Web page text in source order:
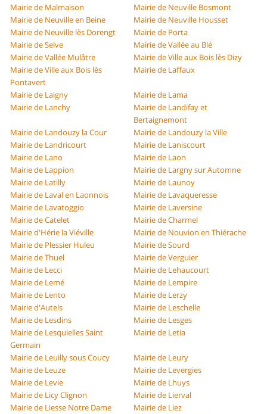
Mairie de Malmaison
Mairie de Neuville Bosmont
Mairie de Neuville en Beine
Mairie de Neuville Housset
Mairie de Neuville lès Dorengt
Mairie de Porta
Mairie de Selve
Mairie de Vallée au Blé
Mairie de Vallée Mulâtre
Mairie de Ville aux Bois lès Dizy
Mairie de Ville aux Bois lès
Pontavert
Mairie de Laffaux
Mairie de Laigny
Mairie de Lama
Mairie de Lanchy
Mairie de Landifay et
Bertaignemont
Mairie de Landouzy la Cour
Mairie de Landouzy la Ville
Mairie de Landricourt
Mairie de Laniscourt
Mairie de Lano
Mairie de Laon
Mairie de Lappion
Mairie de Largny sur Automne
Mairie de Latilly
Mairie de Launoy
Mairie de Laval en Laonnois
Mairie de Lavaqueresse
Mairie de Lavatoggio
Mairie de Laversine
Mairie de Catelet
Mairie de Charmel
Mairie d'Hérie la Viéville
Mairie de Nouvion en Thiérache
Mairie de Plessier Huleu
Mairie de Sourd
Mairie de Thuel
Mairie de Verguier
Mairie de Lecci
Mairie de Lehaucourt
Mairie de Lemé
Mairie de Lempire
Mairie de Lento
Mairie de Lerzy
Mairie d'Autels
Mairie de Leschelle
Mairie de Lesdins
Mairie de Lesges
Mairie de Lesquielles Saint
Germain
Mairie de Letia
Mairie de Leuilly sous Coucy
Mairie de Leury
Mairie de Leuze
Mairie de Levergies
Mairie de Levie
Mairie de Lhuys
Mairie de Licy Clignon
Mairie de Lierval
Mairie de Liesse Notre Dame
Mairie de Liez